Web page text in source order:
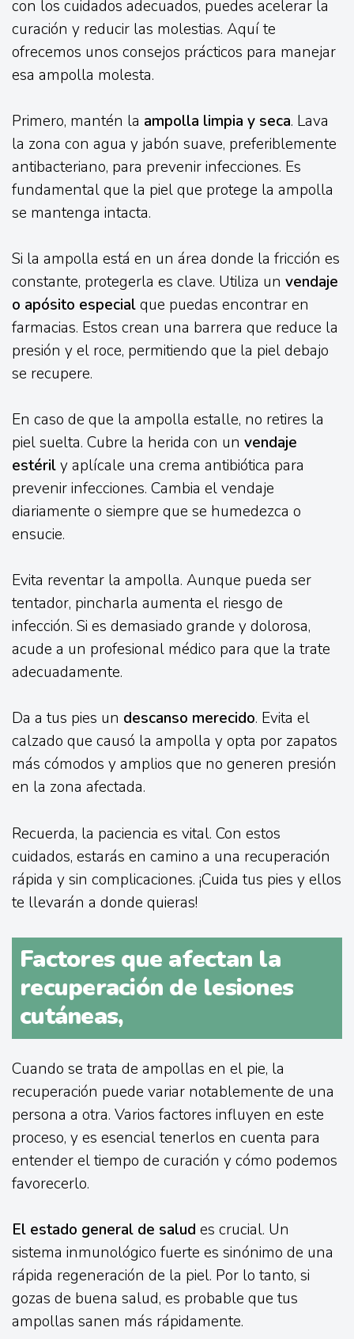
con los cuidados adecuados, puedes acelerar la
curación y reducir las molestias. Aquí te
ofrecemos unos consejos prácticos para manejar
esa ampolla molesta.
Primero, mantén la ampolla limpia y seca. Lava
la zona con agua y jabón suave, preferiblemente
antibacteriano, para prevenir infecciones. Es
fundamental que la piel que protege la ampolla
se mantenga intacta.
Si la ampolla está en un área donde la fricción es
constante, protegerla es clave. Utiliza un vendaje
o apósito especialque puedas encontrar en
farmacias. Estos crean una barrera que reduce la
presión y el roce, permitiendo que la piel debajo
se recupere.
En caso de que la ampolla estalle, no retires la
piel suelta. Cubre la herida con un vendaje
estérily aplícale una crema antibiótica para
prevenir infecciones. Cambia el vendaje
diariamente o siempre que se humedezca o
ensucie.
Evita reventar la ampolla. Aunque pueda ser
tentador, pincharla aumenta el riesgo de
infección. Si es demasiado grande y dolorosa,
acude a un profesional médico para que la trate
adecuadamente.
Da a tus pies un descanso merecido. Evita el
calzado que causó la ampolla y opta por zapatos
más cómodos y amplios que no generen presión
en la zona afectada.
Recuerda, la paciencia es vital. Con estos
cuidados, estarás en camino a una recuperación
rápida y sin complicaciones. ¡Cuida tus pies y ellos
te llevarán a donde quieras!
Factores que afectan la
recuperación de lesiones
cutáneas,
Cuando se trata de ampollas en el pie, la
recuperación puede variar notablemente de una
persona a otra. Varios factores influyen en este
proceso, y es esencial tenerlos en cuenta para
entender el tiempo de curación y cómo podemos
favorecerlo.
El estado general de salud es crucial. Un
sistema inmunológico fuerte es sinónimo de una
rápida regeneración de la piel. Por lo tanto, si
gozas de buena salud, es probable que tus
ampollas sanen más rápidamente.